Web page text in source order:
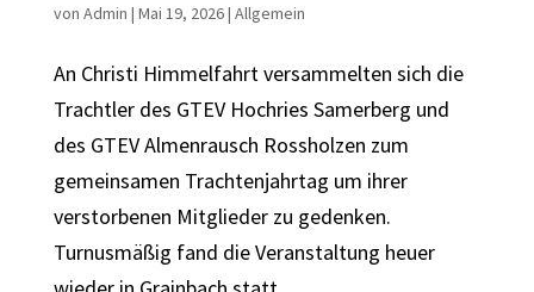
von Admin | Mai 19, 2026| Allgemein
An Christi Himmelfahrt versammelten sich die
Trachtler des GTEV Hochries Samerberg und
des GTEV Almenrausch Rossholzen zum
gemeinsamen Trachtenjahrtag um ihrer
verstorbenen Mitglieder zu gedenken.
Turnusmäßig fand die Veranstaltung heuer